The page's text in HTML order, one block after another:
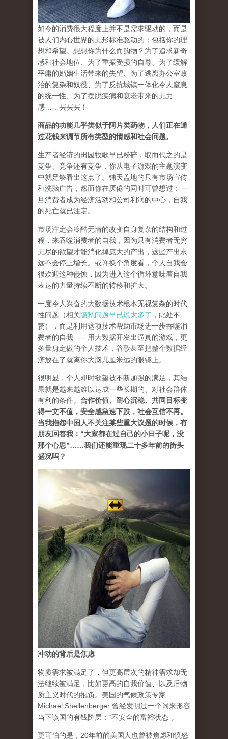
如今的消费很大程度上并不是需求驱动的，而是
被人们内心世界的无形标准驱动的：包括你的理
想和希望。想想你为什么而购物？为了追求新奇
感和社会地位、为了重振受损的自尊、为了缓解
平庸的婚姻生活带来的失望、为了逃离办公室政
治的复杂和奴役、为了反抗城镇一体化令人窒息
的统一性、为了摆脱疾病和衰老带来的无力
感……买买买！
商品的功能几乎类似于阿片类药物，人们正在通
过花钱来调节所有类型的情感和社会问题。
生产者经济的田园牧歌早已粉碎，取而代之的是
竞争、竞争还有竞争，你从电子游戏的主题演变
中就足够看出这点了。铺天盖地的只有市场宣传
和洗脑广告，然而你在厌倦的同时可曾想过：一
旦消费者成为经济活动和公司利润的中心，自我
的死亡就已注定。
市场注定会冷酷无情的改变自身复杂的结构和过
程，来吞噬消费者的自我，因为只有消费者无穷
无尽的欲望才能消化掉庞大的产出，这些产出永
远不会停止增长。或许换个角度看，个人自我会
很欢迎这种侵蚀，因为进入这个循环意味着自我
表达的力量持续不断的转移和扩大。
一度令人兴奋的大数据技术根本无视复杂的时代
性问题（相关隐私问题早已说太多了 ，此处不
赘），而是利用这项技术帮助市场进一步吞噬消
费者的自我 ---- 用大数据开发出逼真的游戏，更
多量身定做的个人技术，谷歌甚至把整个数据经
济放在了就离你大脑几厘米远的眼镜上。
很明显，个人即时欲望被不断加强的满足，其结
果就是越来越难以达成一些长期的、对社会群体
有利的条件。 合作价值、耐心沉稳、共同目标变
得一文不值，安全感急速下跌，社会互信不再。
当我抱怨中国人不关注某些重大议题的时候，有
朋友回答我：“大家都在过自己的小日子呢，没
那个心思”……我们还能重现二十多年前的街头
盛况吗？
冲动的背后是焦虑
物质需求被满足了，但更高层次的精神需求却无
法继续被满足，比如更高的自我价值、以及后物
质主义时代的抱负。美国的气候政策专家
Michael Shellenberger 曾经发明过一个词来形容
当下该国的有钱阶层：“不安全的富裕状态”。
更可怕的是，20年前的美国人也曾被焦虑和愤怒